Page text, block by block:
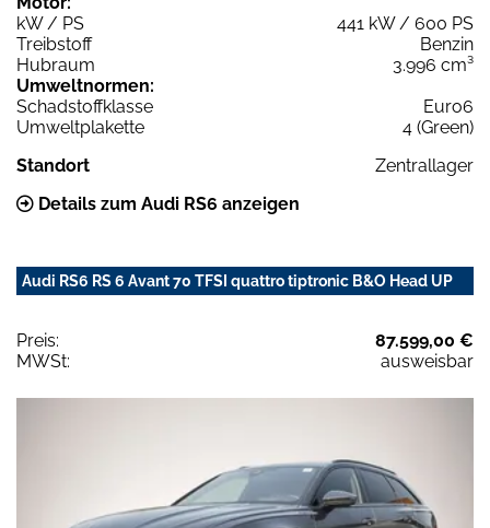
kW / PS
441 kW / 600 PS
Treibstoff
Benzin
Hubraum
3.996 cm³
Umweltnormen:
Schadstoffklasse
Euro6
Umweltplakette
4 (Green)
Standort
Zentrallager
Details zum Audi RS6 anzeigen
Audi RS6 RS 6 Avant 70 TFSI quattro tiptronic B&O Head UP
Preis:
87.599,00 €
MWSt:
ausweisbar